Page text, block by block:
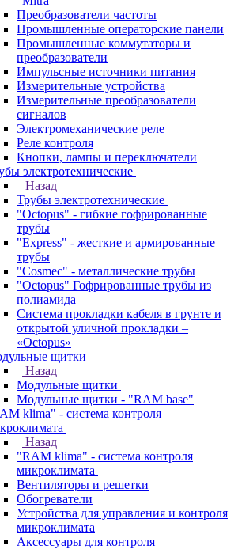
Преобразователи частоты
Промышленные операторские панели
Промышленные коммутаторы и
преобразователи
Импульсные источники питания
Измерительные устройства
Измерительные преобразователи
сигналов
Электромеханические реле
Реле контроля
Кнопки, лампы и переключатели
электротехнические
Назад
Трубы электротехнические
"Octopus" - гибкие гофрированные
трубы
"Express" - жесткие и армированные
трубы
"Cosmec" - металлические трубы
"Octopus" Гофрированные трубы из
полиамида
Система прокладки кабеля в грунте и
открытой уличной прокладки –
«Octopus»
щитки
Назад
Модульные щитки
Модульные щитки - "RAM base"
klima" - система контроля
Назад
"RAM klima" - система контроля
микроклимата
Вентиляторы и решетки
Обогреватели
Устройства для управления и контроля
микроклимата
Аксессуары для контроля